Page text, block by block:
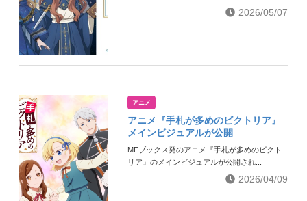
2026/05/07
アニメ
アニメ『手札が多めのビクトリア』
メインビジュアルが公開
MFブックス発のアニメ『手札が多めのビクト
リア』のメインビジュアルが公開され...
2026/04/09